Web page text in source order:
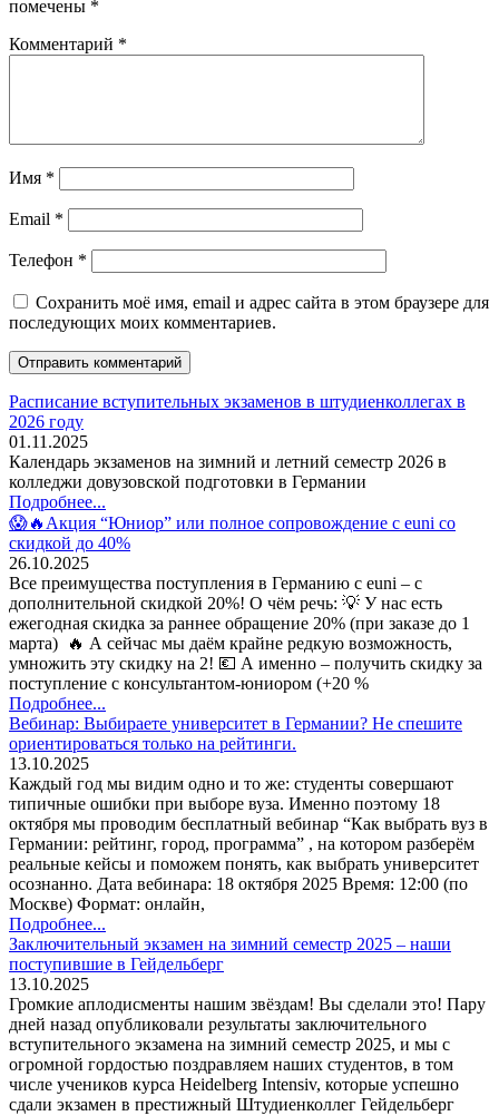
помечены *
Комментарий *
Имя *
Email *
Телефон *
Сохранить моё имя, email и адрес сайта в этом браузере для
последующих моих комментариев.
Расписание вступительных экзаменов в штудиенколлегах в
2026 году
01.11.2025
Календарь экзаменов на зимний и летний семестр 2026 в
колледжи довузовской подготовки в Германии
Подробнее...
😱🔥Акция “Юниор” или полное сопровождение с euni со
скидкой до 40%
26.10.2025
Все преимущества поступления в Германию с euni – с
дополнительной скидкой 20%! О чём речь: 💡 У нас есть
ежегодная скидка за раннее обращение 20% (при заказе до 1
марта) 🔥 А сейчас мы даём крайне редкую возможность,
умножить эту скидку на 2! 💶 А именно – получить скидку за
поступление с консультантом-юниором (+20 %
Подробнее...
Вебинар: Выбираете университет в Германии? Не спешите
ориентироваться только на рейтинги.
13.10.2025
Каждый год мы видим одно и то же: студенты совершают
типичные ошибки при выборе вуза. Именно поэтому 18
октября мы проводим бесплатный вебинар “Как выбрать вуз в
Германии: рейтинг, город, программа” , на котором разберём
реальные кейсы и поможем понять, как выбрать университет
осознанно. Дата вебинара: 18 октября 2025 Время: 12:00 (по
Москве) Формат: онлайн,
Подробнее...
Заключительный экзамен на зимний семестр 2025 – наши
поступившие в Гейдельберг
13.10.2025
Громкие аплодисменты нашим звёздам! Вы сделали это! Пару
дней назад опубликовали результаты заключительного
вступительного экзамена на зимний семестр 2025, и мы с
огромной гордостью поздравляем наших студентов, в том
числе учеников курса Heidelberg Intensiv, которые успешно
сдали экзамен в престижный Штудиенколлег Гейдельберг